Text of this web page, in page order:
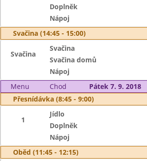
Doplněk
Nápoj
Svačina (14:45 - 15:00)
Svačina
Svačina
Svačina domů
Nápoj
Menu
Chod
Pátek 7. 9. 2018
Přesnídávka (8:45 - 9:00)
1
Jídlo
Doplněk
Nápoj
Oběd (11:45 - 12:15)